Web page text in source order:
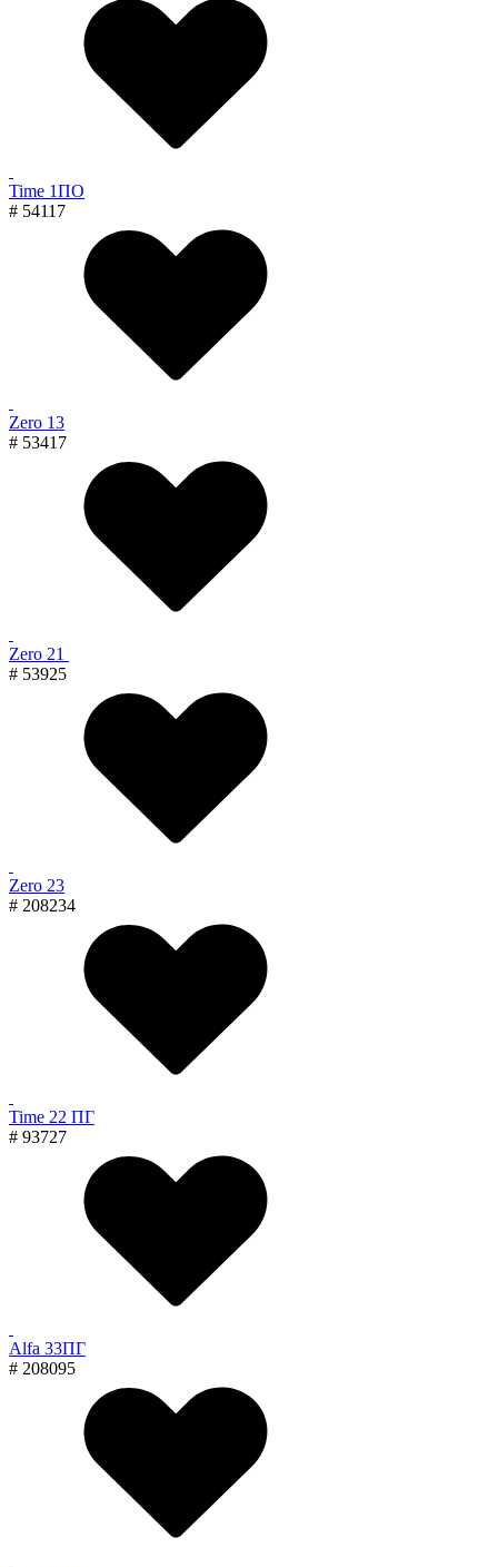
Time 1ПО
# 54117
Zero 13
# 53417
Zero 21
# 53925
Zero 23
# 208234
Time 22 ПГ
# 93727
Alfa 33ПГ
# 208095